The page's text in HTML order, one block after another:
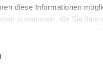
diese Informationen
zusammen, die Sie
Humulen, Beta-
: Würzig, Süß